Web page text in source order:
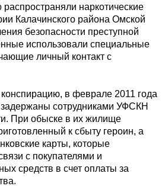
наркотические
Калачинского района Омской
безопасности преступной
использовали специальные
личный контакт с
в феврале 2011 года
сотрудниками УФСКН
При обыске в их жилище
к сбыту героин, а
карты, которые
с покупателями и
средств в счет оплаты за